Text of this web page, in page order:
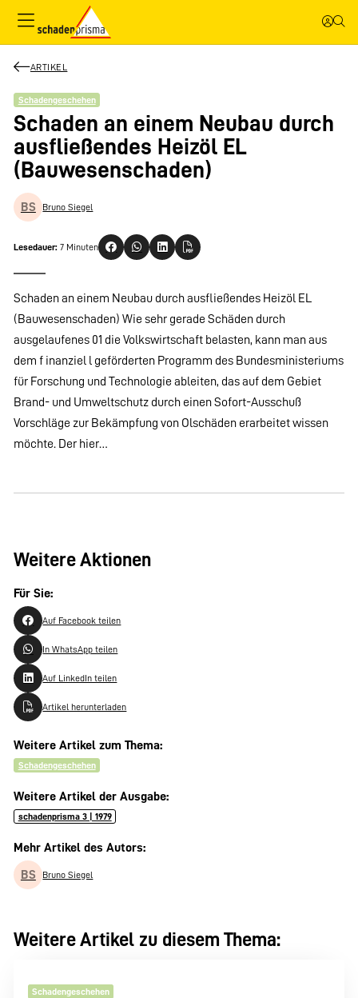
ARTIKEL
Schadengeschehen
Schaden an einem Neubau durch
ausfließendes Heizöl EL
(Bauwesenschaden)
BS Bruno Siegel
Lesedauer: 7 Minuten
Schaden an einem Neubau durch ausfließendes Heizöl EL
(Bauwesenschaden) Wie sehr gerade Schäden durch
ausgelaufenes 01 die Volkswirtschaft belasten, kann man aus
dem f inanziel l geförderten Programm des Bundesministeriums
für Forschung und Technologie ableiten, das auf dem Gebiet
Brand- und Umweltschutz durch einen Sofort-Ausschuß
Vorschläge zur Bekämpfung von Olschäden erarbeitet wissen
möchte. Der hier…
Weitere Aktionen
Für Sie:
Auf Facebook teilen
In WhatsApp teilen
Auf LinkedIn teilen
Artikel herunterladen
Weitere Artikel zum Thema:
Schadengeschehen
Weitere Artikel der Ausgabe:
schadenprisma 3 | 1979
Mehr Artikel des Autors:
BS Bruno Siegel
Weitere Artikel zu diesem Thema:
Schadengeschehen